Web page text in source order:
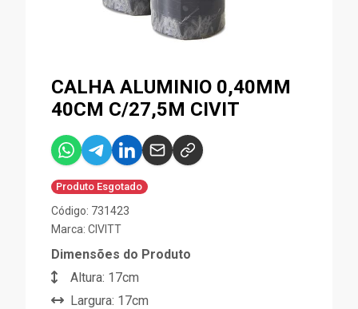
CALHA ALUMINIO 0,40MM
40CM C/27,5M CIVIT
Produto Esgotado
Código: 731423
Marca: CIVITT
Dimensões do Produto
Altura: 17cm
Largura: 17cm